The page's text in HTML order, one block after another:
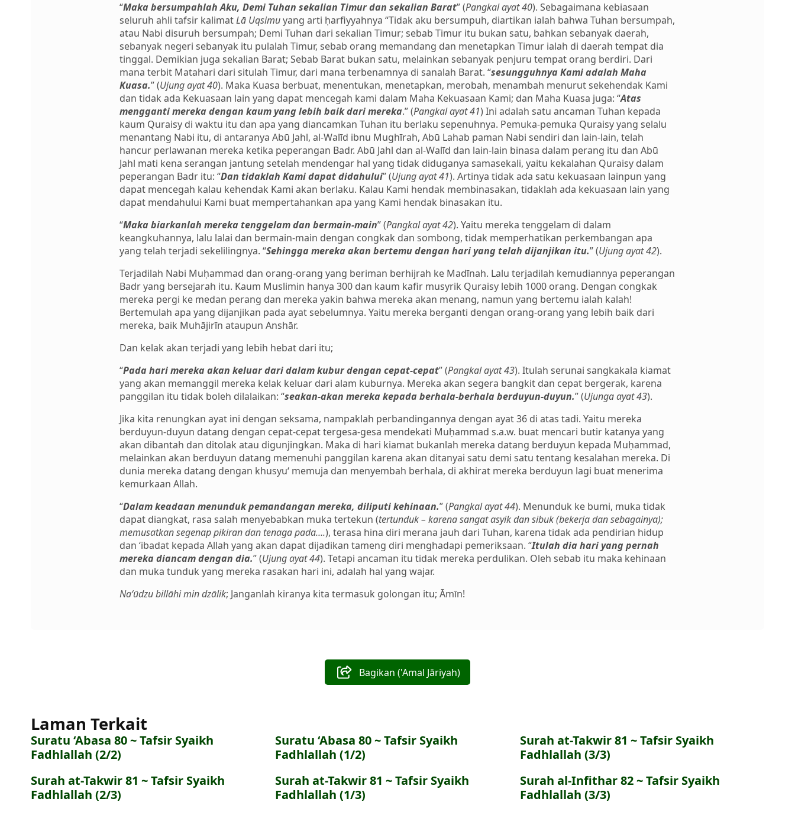
“Maka bersumpahlah Aku, Demi Tuhan sekalian Timur dan sekalian Barat” (Pangkal ayat 40). Sebagaimana kebiasaan
seluruh ahli tafsir kalimatLā Uqsimuyang arti ḥarfiyyahnya “Tidak aku bersumpuh, diartikan ialah bahwa Tuhan bersumpah,
atau Nabi disuruh bersumpah; Demi Tuhan dari sekalian Timur; sebab Timur itu bukan satu, bahkan sebanyak daerah,
sebanyak negeri sebanyak itu pulalah Timur, sebab orang memandang dan menetapkan Timur ialah di daerah tempat dia
tinggal. Demikian juga sekalian Barat; Sebab Barat bukan satu, melainkan sebanyak penjuru tempat orang berdiri. Dari
mana terbit Matahari dari situlah Timur, dari mana terbenamnya di sanalah Barat. “sesungguhnya Kami adalah Maha
Kuasa.” (Ujung ayat 40). Maka Kuasa berbuat, menentukan, menetapkan, merobah, menambah menurut sekehendak Kami
dan tidak ada Kekuasaan lain yang dapat mencegah kami dalam Maha Kekuasaan Kami; dan Maha Kuasa juga: “Atas
mengganti mereka dengan kaum yang lebih baik dari mereka.” (Pangkal ayat 41) Ini adalah satu ancaman Tuhan kepada
kaum Quraisy di waktu itu dan apa yang diancamkan Tuhan itu berlaku sepenuhnya. Pemuka-pemuka Quraisy yang selalu
menantang Nabi itu, di antaranya Abū Jahl, al-Walīd ibnu Mughīrah, Abū Lahab paman Nabi sendiri dan lain-lain, telah
hancur perlawanan mereka ketika peperangan Badr. Abū Jahl dan al-Walīd dan lain-lain binasa dalam perang itu dan Abū
Jahl mati kena serangan jantung setelah mendengar hal yang tidak diduganya samasekali, yaitu kekalahan Quraisy dalam
peperangan Badr itu: “Dan tidaklah Kami dapat didahului” (Ujung ayat 41). Artinya tidak ada satu kekuasaan lainpun yang
dapat mencegah kalau kehendak Kami akan berlaku. Kalau Kami hendak membinasakan, tidaklah ada kekuasaan lain yang
dapat mendahului Kami buat mempertahankan apa yang Kami hendak binasakan itu.
“Maka biarkanlah mereka tenggelam dan bermain-main” (Pangkal ayat 42). Yaitu mereka tenggelam di dalam
keangkuhannya, lalu lalai dan bermain-main dengan congkak dan sombong, tidak memperhatikan perkembangan apa
yang telah terjadi sekelilingnya. “Sehingga mereka akan bertemu dengan hari yang telah dijanjikan itu.” (Ujung ayat 42).
Terjadilah Nabi Muḥammad dan orang-orang yang beriman berhijrah ke Madīnah. Lalu terjadilah kemudiannya peperangan
Badr yang bersejarah itu. Kaum Muslimin hanya 300 dan kaum kafir musyrik Quraisy lebih 1000 orang. Dengan congkak
mereka pergi ke medan perang dan mereka yakin bahwa mereka akan menang, namun yang bertemu ialah kalah!
Bertemulah apa yang dijanjikan pada ayat sebelumnya. Yaitu mereka berganti dengan orang-orang yang lebih baik dari
mereka, baik Muhājirīn ataupun Anshār.
Dan kelak akan terjadi yang lebih hebat dari itu;
“Pada hari mereka akan keluar dari dalam kubur dengan cepat-cepat” (Pangkal ayat 43). Itulah serunai sangkakala kiamat
yang akan memanggil mereka kelak keluar dari alam kuburnya. Mereka akan segera bangkit dan cepat bergerak, karena
panggilan itu tidak boleh dilalaikan: “seakan-akan mereka kepada berhala-berhala berduyun-duyun.” (Ujunga ayat 43).
Jika kita renungkan ayat ini dengan seksama, nampaklah perbandingannya dengan ayat 36 di atas tadi. Yaitu mereka
berduyun-duyun datang dengan cepat-cepat tergesa-gesa mendekati Muḥammad s.a.w. buat mencari butir katanya yang
akan dibantah dan ditolak atau digunjingkan. Maka di hari kiamat bukanlah mereka datang berduyun kepada Muḥammad,
melainkan akan berduyun datang memenuhi panggilan karena akan ditanyai satu demi satu tentang kesalahan mereka. Di
dunia mereka datang dengan khusyu‘ memuja dan menyembah berhala, di akhirat mereka berduyun lagi buat menerima
kemurkaan Allah.
“Dalam keadaan menunduk pemandangan mereka, diliputi kehinaan.” (Pangkal ayat 44). Menunduk ke bumi, muka tidak
dapat diangkat, rasa salah menyebabkan muka tertekun (tertunduk – karenasangat asyik dan sibuk (bekerja dan sebagainya);
memusatkan segenap pikiran dan tenaga pada….), terasa hina diri merana jauh dari Tuhan, karena tidak ada pendirian hidup
dan ‘ibadat kepada Allah yang akan dapat dijadikan tameng diri menghadapi pemeriksaan. “Itulah dia hari yang pernah
mereka diancam dengan dia.” (Ujung ayat 44). Tetapi ancaman itu tidak mereka perdulikan. Oleh sebab itu maka kehinaan
dan muka tunduk yang mereka rasakan hari ini, adalah hal yang wajar.
Na‘ūdzu billāhi min dzālik; Janganlah kiranya kita termasuk golongan itu; Āmīn!
Bagikan ('Amal Jāriyah)
Laman Terkait
Suratu ‘Abasa 80 ~ Tafsir Syaikh
Fadhlallah (2/2)
Suratu ‘Abasa 80 ~ Tafsir Syaikh
Fadhlallah (1/2)
Surah at-Takwir 81 ~ Tafsir Syaikh
Fadhlallah (3/3)
Surah at-Takwir 81 ~ Tafsir Syaikh
Fadhlallah (2/3)
Surah at-Takwir 81 ~ Tafsir Syaikh
Fadhlallah (1/3)
Surah al-Infithar 82 ~ Tafsir Syaikh
Fadhlallah (3/3)